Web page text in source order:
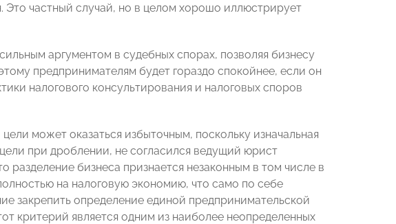
Это частный случай, но в целом хорошо иллюстрирует
аргументом в судебных спорах, позволяя бизнесу
предпринимателям будет гораздо спокойнее, если он
налогового консультирования и налоговых споров
может оказаться избыточным, поскольку изначальная
при дроблении, не согласился ведущий юрист
разделение бизнеса признается незаконным в том числе в
на налоговую экономию, что само по себе
закрепить определение единой предпринимательской
критерий является одним из наиболее неопределенных